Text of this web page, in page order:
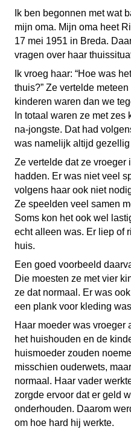
Ik ben begonnen met wat
mijn oma. Mijn oma heet
17 mei 1951 in Breda.
vragen over haar
Ik vroeg haar: “Hoe was
thuis?” Ze vertelde
kinderen waren dan we
In totaal waren ze met
na-jongste. Dat had
was namelijk altijd gezellig
Ze vertelde dat ze
hadden. Er was niet veel
volgens haar ook niet
Ze speelden veel samen
Soms kon het ook wel
echt alleen was. Er liep of
huis.
Een goed voorbeeld
Die moesten ze met vier
ze dat normaal. Er was
een plank voor kleding
Haar moeder was vroeger
het huishouden en de
huismoeder zouden
misschien ouderwets,
normaal. Haar vader
zorgde ervoor dat er geld
onderhouden. Daarom
om hoe hard hij werkte.